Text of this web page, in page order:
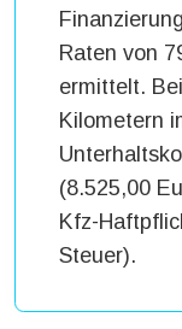
Raten von
ermittelt.
Kilometern
(8.525,00
Kfz-
Steuer).